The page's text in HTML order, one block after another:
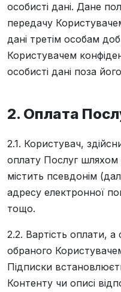
особисті дані. Дане
передачу
дані третім особам
Користувачем
особисті дані поза
2. Оплата
2.1. Користувач,
оплату Послуг
містить псевдонім
адресу електронної
тощо.
2.2. Вартість оплати, а
обраного
Підписки
Контенту чи описі